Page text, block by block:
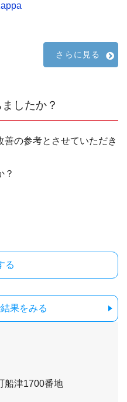
さらに見る
したか？
の参考とさせていただき
？
果をみる
船津1700番地